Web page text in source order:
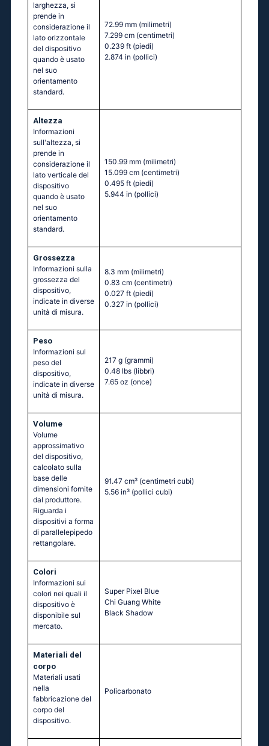
larghezza, si
prende in
considerazione il
lato orizzontale
del dispositivo
quando è usato
nel suo
orientamento
standard.
72.99 mm (milimetri)
7.299 cm (centimetri)
0.239 ft (piedi)
2.874 in (pollici)
Altezza
Informazioni
sull'altezza, si
prende in
considerazione il
lato verticale del
dispositivo
quando è usato
nel suo
orientamento
standard.
150.99 mm (milimetri)
15.099 cm (centimetri)
0.495 ft (piedi)
5.944 in (pollici)
Grossezza
Informazioni sulla
grossezza del
dispositivo,
indicate in diverse
unità di misura.
8.3 mm (milimetri)
0.83 cm (centimetri)
0.027 ft (piedi)
0.327 in (pollici)
Peso
Informazioni sul
peso del
dispositivo,
indicate in diverse
unità di misura.
217 g (grammi)
0.48 lbs (libbri)
7.65 oz (once)
Volume
Volume
approssimativo
del dispositivo,
calcolato sulla
base delle
dimensioni fornite
dal produttore.
Riguarda i
dispositivi a forma
di parallelepipedo
rettangolare.
91.47 cm³ (centimetri cubi)
5.56 in³ (pollici cubi)
Colori
Informazioni sui
colori nei quali il
dispositivo è
disponibile sul
mercato.
Super Pixel Blue
Chi Guang White
Black Shadow
Materiali del
corpo
Materiali usati
nella
fabbricazione del
corpo del
dispositivo.
Policarbonato